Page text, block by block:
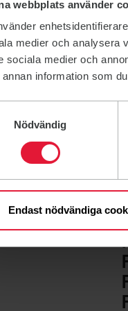
webbplats använder
medier och analysera
sociala medier och
annan information som
Nödvändig
Endast nödvändiga